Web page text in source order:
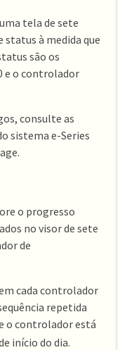
tela de sete
status à medida que
são os
e o controlador
consulte as
sistema e-Series
o progresso
no visor de sete
de
cada controlador
repetida
o controlador está
início do dia.